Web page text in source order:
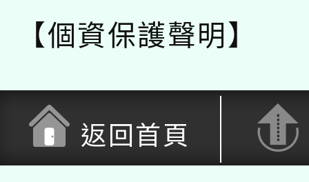
【個資保護聲明】
返回首頁